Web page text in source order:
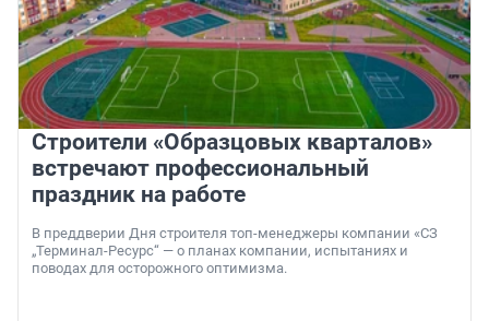
Строители «Образцовых кварталов»
встречают профессиональный
праздник на работе
В преддверии Дня строителя топ-менеджеры компании «СЗ
„Терминал-Ресурс“ — о планах компании, испытаниях и
поводах для осторожного оптимизма.